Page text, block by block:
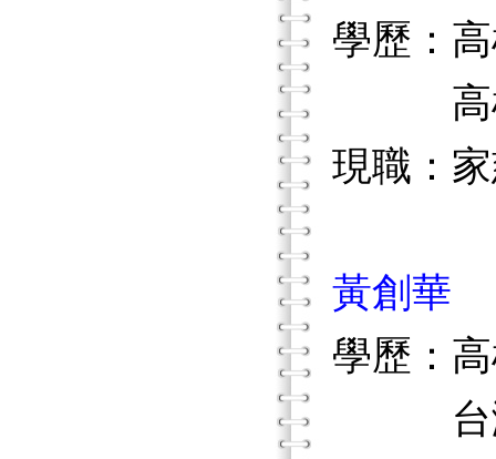
學歷：
高雄
現職：
黃創華
學歷：
台灣